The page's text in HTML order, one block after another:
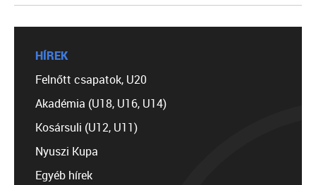
HÍREK
Felnőtt csapatok, U20
Akadémia (U18, U16, U14)
Kosársuli (U12, U11)
Nyuszi Kupa
Egyéb hírek